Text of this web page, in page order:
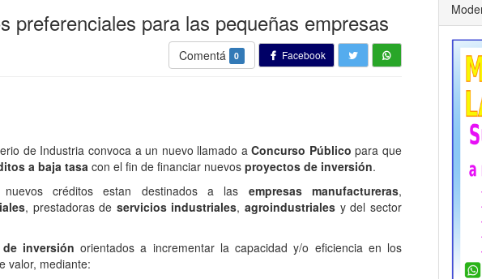
preferenciales para las pequeñas empresas
Comentá 0 Facebook
de Industria convoca a un nuevo llamado aConcurso Público para que
a baja tasa con el fin de financiar nuevos proyectos de inversión.
créditos estan destinados a las empresas manufactureras,
, prestadoras de servicios industriales,agroindustriales y del sector
inversión orientados a incrementar la capacidad y/o eficiencia en los
valor, mediante: